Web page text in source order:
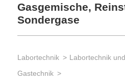
Gasgemische,
Sondergase
Labortechnik
Labortechnik
Gastechnik